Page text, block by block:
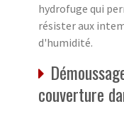
hydrofuge qui
résister aux
d'humidité.
couverture